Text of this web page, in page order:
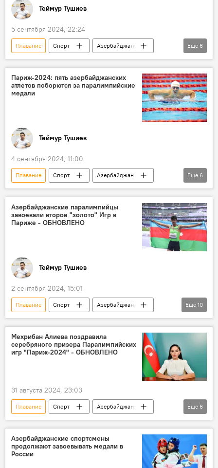
Теймур Тушиев
5 сентября 2024, 22:24
Плавание Спорт
Азербайджан
Франция
Париж
Паралимпийские игры
паралимпийцы
Золотая Медаль
спортсмены
Еще 6
Париж-2024: пять азербайджанских
атлетов поборются за паралимпийские
медали
Теймур Тушиев
4 сентября 2024, 11:00
Плавание Спорт
Азербайджан
Франция
Париж
Паралимпийские игры
Стрельба
Пауэрлифтинг
Медаль
Еще 6
Азербайджанские паралимпийцы
завоевали второе "золото" Игр в
Париже - ОБНОВЛЕНО
Теймур Тушиев
2 сентября 2024, 15:01
Плавание Спорт
Азербайджан
Париж
Франция
Паралимпийские игры
паралимпийцы
Национальный паралимпийский комитет Азербайджана
Легкая атлетика
Еще 10
Мехрибан Алиева поздравила
серебряного призера Паралимпийских
игр "Париж-2024" - ОБНОВЛЕНО
31 августа 2024, 23:03
Плавание Спорт
Азербайджан
национальная сборная
Паралимпийские игры
Паралимпийец
Париж
Франция
Еще 6
Азербайджанские спортсмены
продолжают завоевывать медали в
России